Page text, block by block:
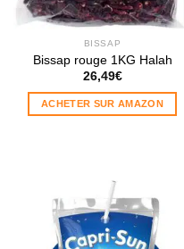
BISSAP
Bissap rouge 1KG Halah
26,49€
ACHETER SUR AMAZON